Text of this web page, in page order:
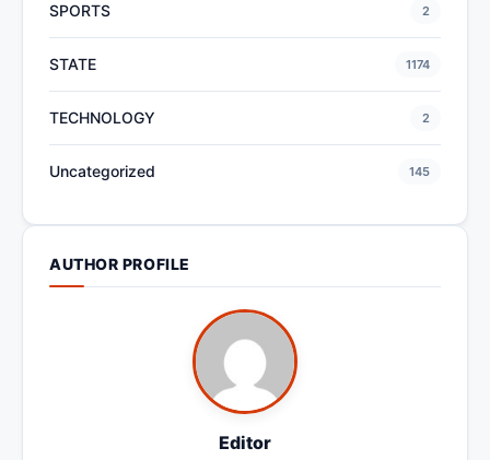
SPORTS 2
STATE 1174
TECHNOLOGY 2
Uncategorized 145
AUTHOR PROFILE
Editor